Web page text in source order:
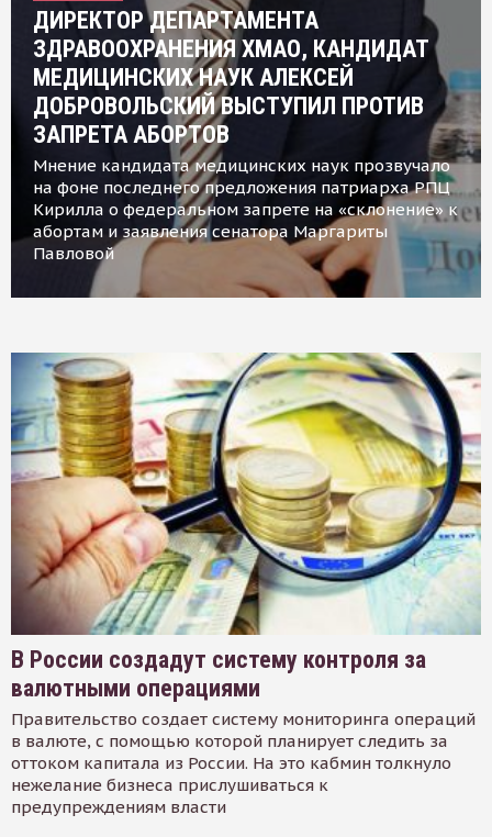
ДИРЕКТОР ДЕПАРТАМЕНТА
ЗДРАВООХРАНЕНИЯ ХМАО, КАНДИДАТ
МЕДИЦИНСКИХ НАУК АЛЕКСЕЙ
ДОБРОВОЛЬСКИЙ ВЫСТУПИЛ ПРОТИВ
ЗАПРЕТА АБОРТОВ
Мнение кандидата медицинских наук прозвучало
на фоне последнего предложения патриарха РПЦ
Кирилла о федеральном запрете на «склонение» к
абортам и заявления сенатора Маргариты
Павловой
В России создадут систему контроля за
валютными операциями
Правительство создает систему мониторинга операций
в валюте, с помощью которой планирует следить за
оттоком капитала из России. На это кабмин толкнуло
нежелание бизнеса прислушиваться к
предупреждениям власти